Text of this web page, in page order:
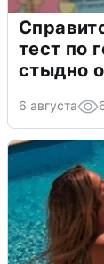
тест по
стыдно
6 августа